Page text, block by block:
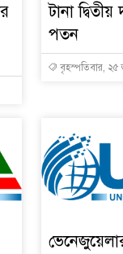
টানা
পতন
বৃহস্পতিবার,